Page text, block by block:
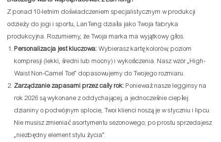
Z ponad 10-letnim doświadczeniem specjalistycznym w produkcji
odzieży do jogi i sportu, LanTeng działa jako Twoja fabryka
produkcyjna. Rozumiemy, że Twoja marka ma wyjątkowy głos.
Personalizacja jest kluczowa: Wybierasz kartę kolorów, poziom
kompresji (lekki, średni lub mocny) i wykończenia. Nasz wzór „High-
Waist Non-Camel Toe” dopasowujemy do Twojego rozmiaru.
Zarządzanie zapasami przez cały rok: Ponieważ nasze legginsy na
rok 2026 są wykonane z oddychającej, a jednocześnie ciepłej
dzianiny o podwójnym splocie, Twoi klienci noszą je w styczniu i lipcu.
Nie musisz zmieniać asortymentu sezonowego; po prostu sprzedajesz
„niezbędny element stylu życia”.